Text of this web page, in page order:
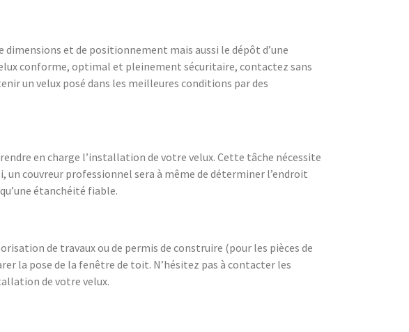
et de positionnement mais aussi le dépôt d’une
conforme, optimal et pleinement sécuritaire, contactez sans
un velux posé dans les meilleures conditions par des
en charge l’installation de votre velux. Cette tâche nécessite
un couvreur professionnel sera à même de déterminer l’endroit
étanchéité fiable.
de travaux ou de permis de construire (pour les pièces de
la pose de la fenêtre de toit. N’hésitez pas à contacter les
de votre velux.